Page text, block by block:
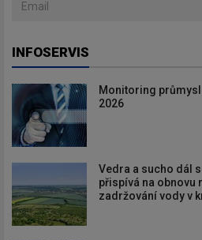
INFOSERVIS
Monitoring
2026
Vedra a sucho dál
přispívá na obnovu
zadržování vody v